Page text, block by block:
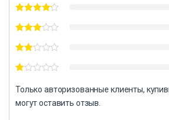
Только авторизованные клиенты,
могут оставить отзыв.